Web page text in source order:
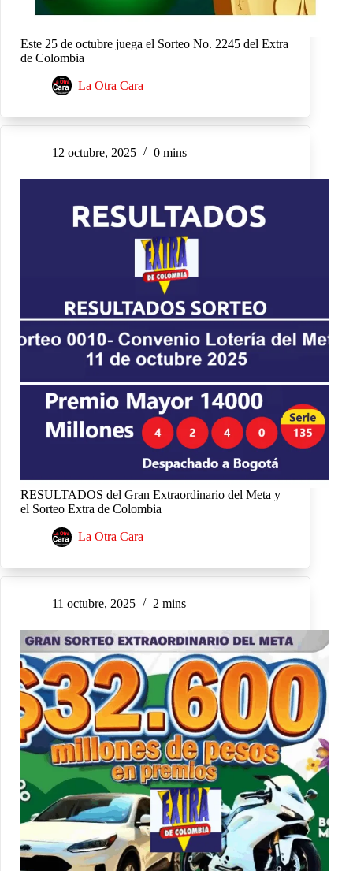
Este 25 de octubre juega el Sorteo No. 2245 del Extra
de Colombia
La Otra Cara
12 octubre, 2025 0 mins
RESULTADOS del Gran Extraordinario del Meta y
el Sorteo Extra de Colombia
La Otra Cara
11 octubre, 2025 2 mins